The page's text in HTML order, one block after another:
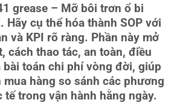
grease – Mỡ bôi trơn ổ bi
Hãy cụ thể hóa thành SOP với
và KPI rõ ràng. Phần này mở
cách thao tác, an toàn, điều
bài toán chi phí vòng đời, giúp
hàng so sánh các phương
tế trong vận hành hằng ngày.